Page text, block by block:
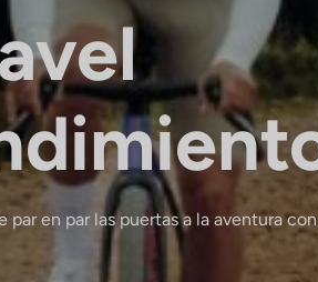
par en par las puertas a la aventura